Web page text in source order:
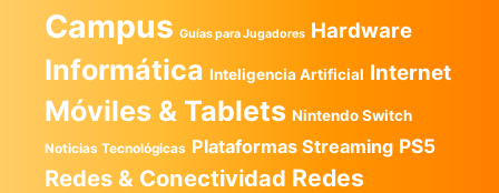
Campus Guías para Jugadores Hardware
Informática Inteligencia Artificial Internet
Móviles & Tablets Nintendo Switch
Noticias Tecnológicas Plataformas Streaming PS5
Redes & Conectividad Redes